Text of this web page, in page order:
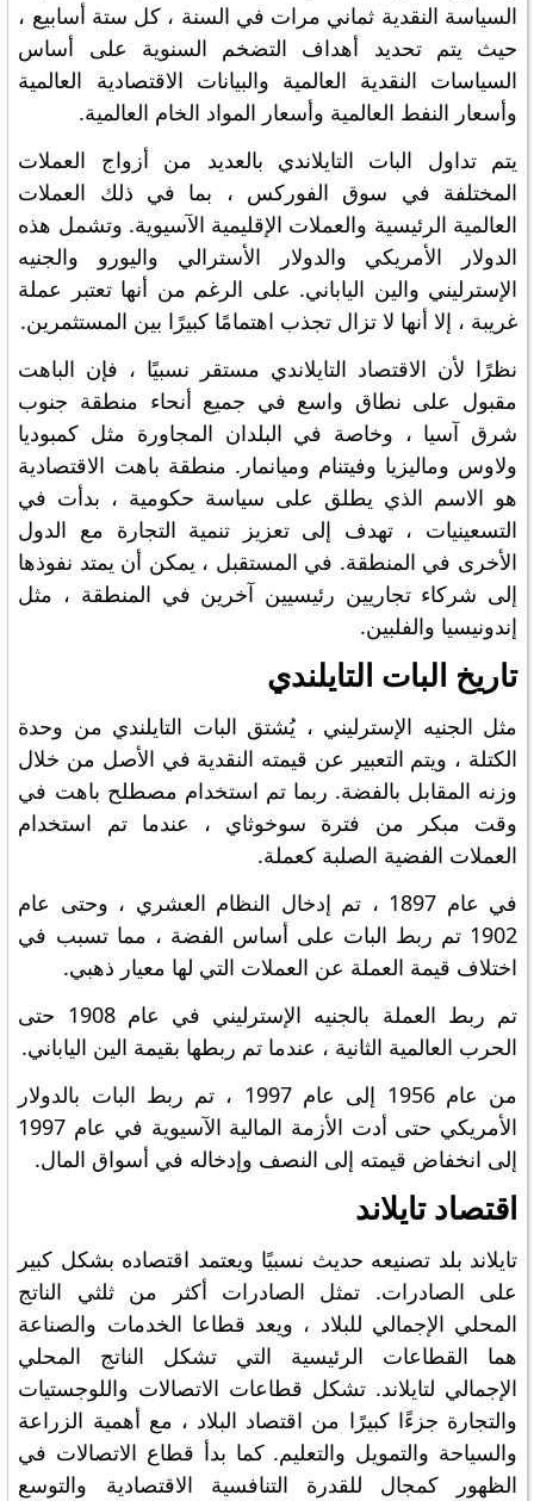
السياسة النقدية ثماني مرات في السنة ، كل ستة أسابيع ،
حيث يتم تحديد أهداف التضخم السنوية على أساس
السياسات النقدية العالمية والبيانات الاقتصادية العالمية
وأسعار النفط العالمية وأسعار المواد الخام العالمية.
يتم تداول البات التايلاندي بالعديد من أزواج العملات
المختلفة في سوق الفوركس ، بما في ذلك العملات
العالمية الرئيسية والعملات الإقليمية الآسيوية. وتشمل هذه
الدولار الأمريكي والدولار الأسترالي واليورو والجنيه
الإسترليني والين الياباني. على الرغم من أنها تعتبر عملة
غريبة ، إلا أنها لا تزال تجذب اهتمامًا كبيرًا بين المستثمرين.
نظرًا لأن الاقتصاد التايلاندي مستقر نسبيًا ، فإن الباهت
مقبول على نطاق واسع في جميع أنحاء منطقة جنوب
شرق آسيا ، وخاصة في البلدان المجاورة مثل كمبوديا
ولاوس وماليزيا وفيتنام وميانمار. منطقة باهت الاقتصادية
هو الاسم الذي يطلق على سياسة حكومية ، بدأت في
التسعينيات ، تهدف إلى تعزيز تنمية التجارة مع الدول
الأخرى في المنطقة. في المستقبل ، يمكن أن يمتد نفوذها
إلى شركاء تجاريين رئيسيين آخرين في المنطقة ، مثل
إندونيسيا والفلبين.
تاريخ البات التايلندي
مثل الجنيه الإسترليني ، يُشتق البات التايلندي من وحدة
الكتلة ، ويتم التعبير عن قيمته النقدية في الأصل من خلال
وزنه المقابل بالفضة. ربما تم استخدام مصطلح باهت في
وقت مبكر من فترة سوخوثاي ، عندما تم استخدام
العملات الفضية الصلبة كعملة.
في عام 1897 ، تم إدخال النظام العشري ، وحتى عام
1902 تم ربط البات على أساس الفضة ، مما تسبب في
اختلاف قيمة العملة عن العملات التي لها معيار ذهبي.
تم ربط العملة بالجنيه الإسترليني في عام 1908 حتى
الحرب العالمية الثانية ، عندما تم ربطها بقيمة الين الياباني.
من عام 1956 إلى عام 1997 ، تم ربط البات بالدولار
الأمريكي حتى أدت الأزمة المالية الآسيوية في عام 1997
إلى انخفاض قيمته إلى النصف وإدخاله في أسواق المال.
اقتصاد تايلاند
تايلاند بلد تصنيعه حديث نسبيًا ويعتمد اقتصاده بشكل كبير
على الصادرات. تمثل الصادرات أكثر من ثلثي الناتج
المحلي الإجمالي للبلاد ، ويعد قطاعا الخدمات والصناعة
هما القطاعات الرئيسية التي تشكل الناتج المحلي
الإجمالي لتايلاند. تشكل قطاعات الاتصالات واللوجستيات
والتجارة جزءًا كبيرًا من اقتصاد البلاد ، مع أهمية الزراعة
والسياحة والتمويل والتعليم. كما بدأ قطاع الاتصالات في
الظهور كمجال للقدرة التنافسية الاقتصادية والتوسع